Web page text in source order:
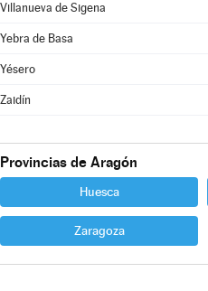
Villanueva de Sigena
Yebra de Basa
Yésero
Zaidín
Provincias de Aragón
Huesca
Zaragoza